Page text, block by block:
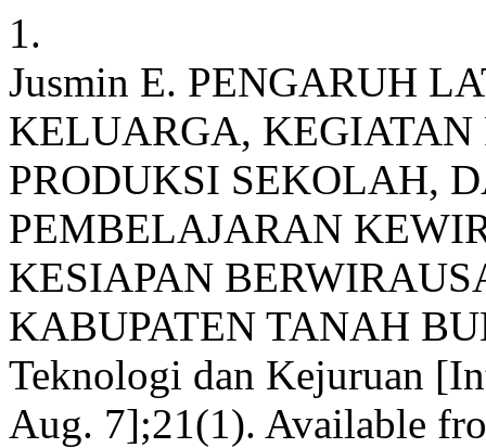
1.
Jusmin E. PENGARUH
KELUARGA,
PRODUKSI SEKOLAH,
PEMBELAJARAN
KESIAPAN
KABUPATEN TANAH
Teknologi dan Kejuruan
Aug. 7];21(1). Available